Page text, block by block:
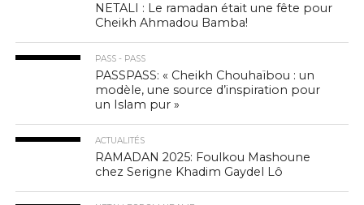
NETALI : Le ramadan était une fête pour
Cheikh Ahmadou Bamba!
PASS - PASS
PASSPASS: « Cheikh Chouhaïbou : un
modèle, une source d’inspiration pour
un Islam pur »
ACTUALITÉS
RAMADAN 2025: Foulkou Mashoune
chez Serigne Khadim Gaydel Lô